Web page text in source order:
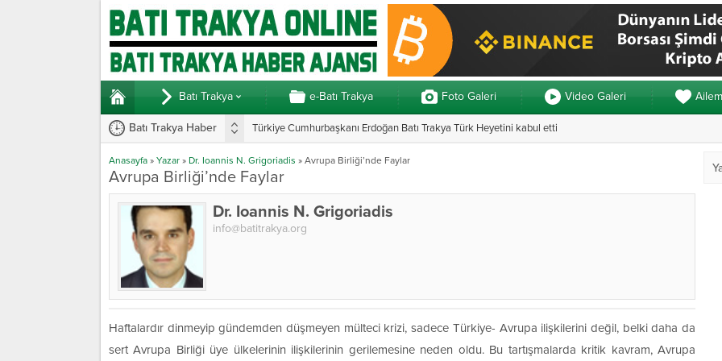
Batı Trakya e-Batı Trakya Foto Galeri Video Galeri Ailem
Batı Trakya Haber Türkiye Cumhurbaşkanı Erdoğan Batı Trakya Türk Heyetini kabul etti
Anasayfa » Yazar » Dr. Ioannis N. Grigoriadis » Avrupa Birliği’nde Faylar
Avrupa Birliği’nde Faylar
Dr. Ioannis N. Grigoriadis
info@batitrakya.org
Haftalardır dinmeyip gündemden düşmeyen mülteci krizi, sadece Türkiye- Avrupa ilişkilerini değil, belki daha da
sert Avrupa Birliği üye ülkelerinin ilişkilerinin gerilemesine neden oldu. Bu tartışmalarda kritik kavram, Avrupa